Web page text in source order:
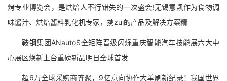
烤专业博览会，是烘焙人不行错失的一次盛会!无锡意凯作为食物调
味酱汁、烘焙酱料乳化机专家，携zui的产品及解决方案精
鞍钢集团ANautoS全矩阵晋级闪烁重庆智能汽车技能展六大中
心展区焕新上台重磅新品明日全球首发
超6万全球采购商齐聚，9亿意向协作大单刷新纪录！我国世界